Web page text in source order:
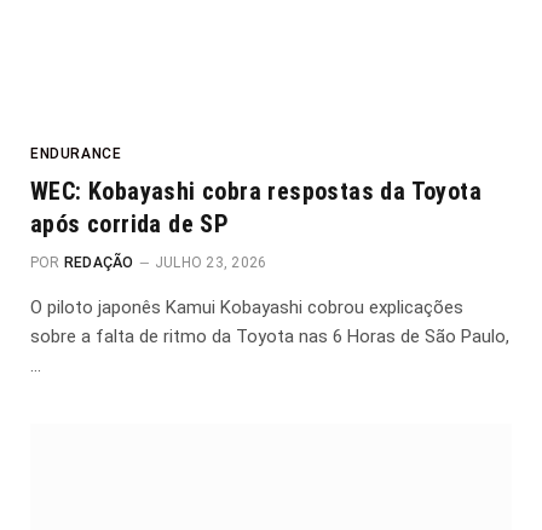
ENDURANCE
WEC: Kobayashi cobra respostas da Toyota
após corrida de SP
POR REDAÇÃO JULHO 23, 2026
O piloto japonês Kamui Kobayashi cobrou explicações
sobre a falta de ritmo da Toyota nas 6 Horas de São Paulo,
…